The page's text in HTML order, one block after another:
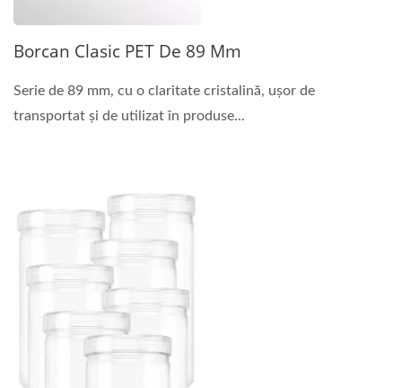
Borcan Clasic PET De 89 Mm
Serie de 89 mm, cu o claritate cristalină, ușor de
transportat și de utilizat în produse...